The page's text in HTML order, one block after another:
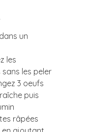
un
les
les peler
3 oeufs
puis
râpées